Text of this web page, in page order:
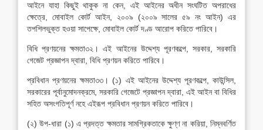
আইনে যাহা কিছুই থাকুক না কেন, এই আইনের অধীন সংঘটিত অপরাধের
ক্ষেত্রে, মোবাইল কোর্ট আইন, ২০০৯ (২০০৯ সালের ৫৯ নং আইন) এর
তপশিলভুক্ত হওয়া সাপেক্ষে, মোবাইল কোর্ট দণ্ড আরোপ করিতে পারিবে।
বিধি প্রণয়নের ক্ষমতা৩২। এই আইনের উদ্দেশ্য পূরণকল্পে, সরকার, সরকারি
গেজেট প্রজ্ঞাপন দ্বারা, বিধি প্রণয়ন করিতে পারিবে।
প্রবিধান প্রণয়নের ক্ষমতা৩৩। (১) এই আইনের উদ্দেশ্য পূরণকল্পে, কাউন্সিল,
সরকারের পূর্বানুমোদনক্রমে, সরকারি গেজেটে প্রজ্ঞাপন দ্বারা, এই আইন বা বিধির
সহিত অসংগতিপূর্ণ নহে এইরূপ প্রবিধান প্রণয়ন করিতে পারিবে।
(২) উপ-ধারা (১) এ প্রদত্ত ক্ষমতার সামগ্রিকতাকে ক্ষুণ্ণ না করিয়া, নিম্নবর্ণিত